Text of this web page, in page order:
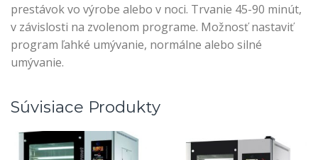
prestávok vo výrobe alebo v noci. Trvanie 45-90 minút,
v závislosti na zvolenom programe. Možnosť nastaviť
program ľahké umývanie, normálne alebo silné
umývanie.
Súvisiace Produkty